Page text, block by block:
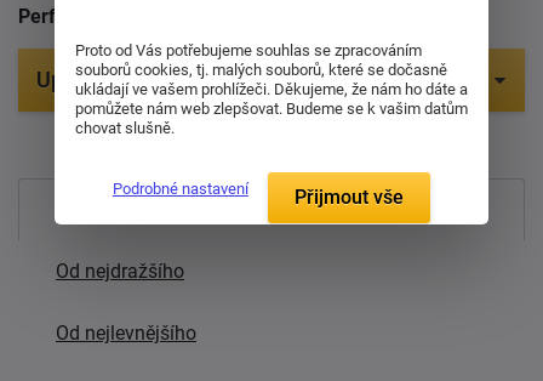
Perfektní volba pro hosty nebo příležitostné spaní.
Upřesnit parametry
Položek na zobrazení:
Od nejdražšího
Od nejlevnějšího
Proto od Vás potřebujeme souhlas se zpracováním
souborů cookies, tj. malých souborů, které se dočasně
ukládají ve vašem prohlížeči. Děkujeme, že nám ho dáte a
pomůžete nám web zlepšovat. Budeme se k vašim datům
chovat slušně.
Podrobné nastavení Přijmout vše